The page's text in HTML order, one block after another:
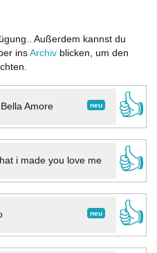
Außerdem kannst du
ins Archiv blicken, um den
neu
Amore
👍
i made you love me
👍
neu
👍